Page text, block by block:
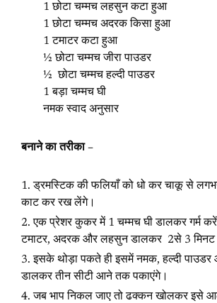
1 छोटा चम्मच लहसुन कटा हुआ
1 छोटा चम्मच अदरक किसा हुआ
1 टमाटर कटा हुआ
½ छोटा चम्मच जीरा पाउडर
½ छोटा चम्मच हल्दी पाउडर
1 बड़ा चम्मच घी
नमक स्वाद अनुसार
बनाने का तरीका –
ड्रमस्टिक की फलियाँ को धो कर चाकू से
काट कर रख लेंगे।
एक प्रेशर कुकर में 1 चम्मच घी डालकर गर्म
टमाटर, अदरक और लहसुन डालकर 2से 3
इसके थोड़ा पकते ही इसमें नमक, हल्दी पाउडर
डालकर तीन सीटी आने तक पकाएंगे।
जब भाप निकल जाए तो ढक्कन खोलकर इसे